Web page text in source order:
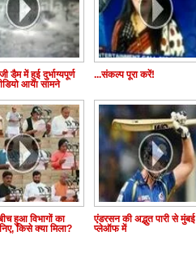
डैम में हुई दुर्भाग्यपूर्ण
आया सामने
...संकल्प पूरा करें!
हुआ विभागों का
किसे क्या मिला?
एंडरसन की अद्भुत पारी से मुंबई
प्लेऑफ में